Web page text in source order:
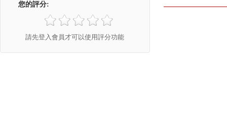
您的評分:
請先登入會員才可以使用評分功能